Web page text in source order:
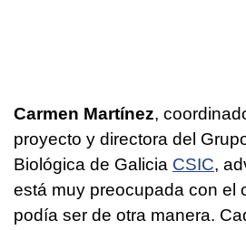
Carmen Martínez,
proyecto y directora del
Biológica de Galicia CSIC,
está muy preocupada con el
podía ser de otra manera.